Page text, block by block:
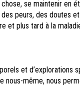
se maintenir en
peurs, des doutes
et plus tard à la
et d’explorations
nous-même, nous